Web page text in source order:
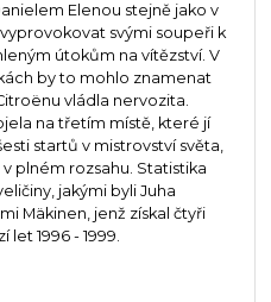
Elenou stejně jako v
svými soupeři k
útokům na vítězství. V
by to mohlo znamenat
vládla nervozita.
na třetím místě, které jí
startů v mistrovství světa,
plném rozsahu. Statistika
jakými byli Juha
Mäkinen, jenž získal čtyři
1996 - 1999.